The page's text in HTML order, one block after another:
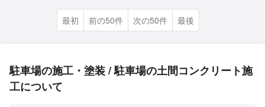
最初 前の50件 次の50件 最後
駐車場の施工・塗装 / 駐車場の土間コンクリート施
工について